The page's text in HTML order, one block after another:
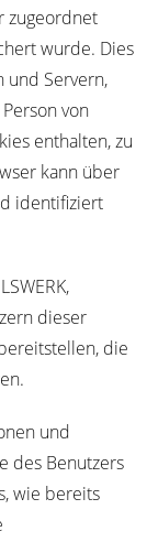
zugeordnet
wurde. Dies
und Servern,
von
enthalten, zu
kann über
identifiziert
dieser
die
und
des Benutzers
wie bereits